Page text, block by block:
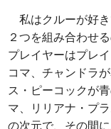
私はクルーが好
２つを組み合わせ
プレイヤーはプレ
コマ、チャンドラ
ス・ピーコックが
マ、リリアナ・プ
の次元で、その間